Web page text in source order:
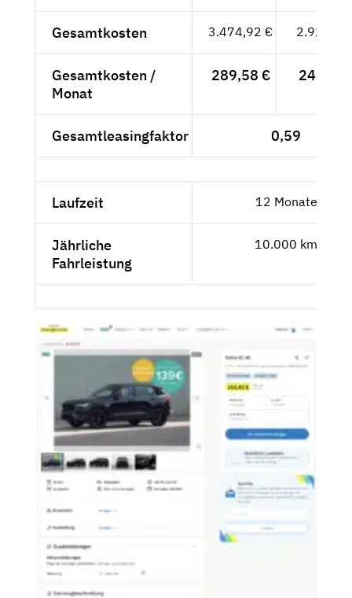
Gesamtkosten 3.474,92 € 2.920,10
Gesamtkosten /
Monat
289,58 € 243,34
Gesamtleasingfaktor 0,59
Laufzeit 12 Monate
Jährliche
Fahrleistung
10.000 km